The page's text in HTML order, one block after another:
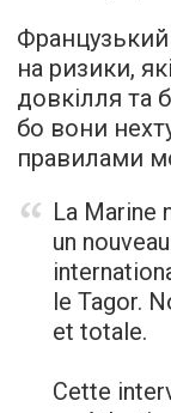
Французький
на ризики,
довкілля та
бо вони
правилами
La Marine
un
le Tagor.
et totale.
Cette